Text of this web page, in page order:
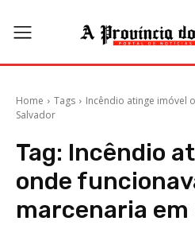
Home Tags
Incêndio atinge imóvel
Salvador
Tag: Incêndio
onde
marcenaria em